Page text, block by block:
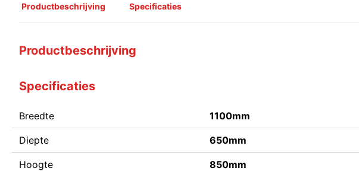
Productbeschrijving Specificaties
Productbeschrijving
Specificaties
Breedte 1100mm
Diepte 650mm
Hoogte 850mm